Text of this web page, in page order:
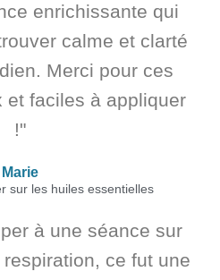
enrichissante qui
calme et clarté
Merci pour ces
et faciles à appliquer
!"
Marie
sur les huiles essentielles
à une séance sur
ce fut une